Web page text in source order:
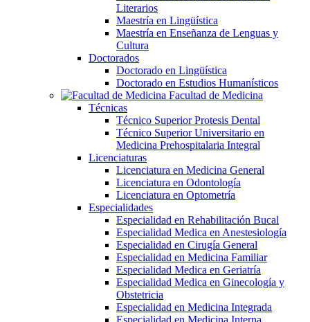
Literarios
Maestría en Lingüística
Maestría en Enseñanza de Lenguas y
Cultura
Doctorados
Doctorado en Lingüística
Doctorado en Estudios Humanísticos
Facultad de Medicina
Técnicas
Técnico Superior Protesis Dental
Técnico Superior Universitario en
Medicina Prehospitalaria Integral
Licenciaturas
Licenciatura en Medicina General
Licenciatura en Odontología
Licenciatura en Optometría
Especialidades
Especialidad en Rehabilitación Bucal
Especialidad Medica en Anestesiología
Especialidad en Cirugía General
Especialidad en Medicina Familiar
Especialidad Medica en Geriatría
Especialidad Medica en Ginecología y
Obstetricia
Especialidad en Medicina Integrada
Especialidad en Medicina Interna